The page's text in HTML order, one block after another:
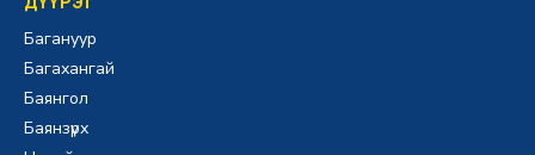
Багануур
Багахангай
Баянгол
Баянзүрх